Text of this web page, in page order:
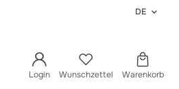
DE
Login Wunschzettel Warenkorb